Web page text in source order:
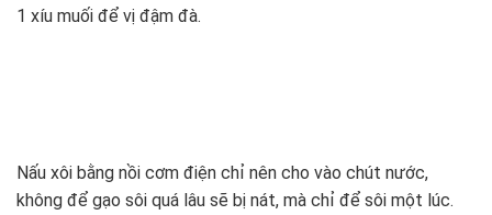
1 xíu muối để vị đậm đà.
Nấu xôi bằng nồi cơm điện chỉ nên cho vào chút nước,
không để gạo sôi quá lâu sẽ bị nát, mà chỉ để sôi một lúc.